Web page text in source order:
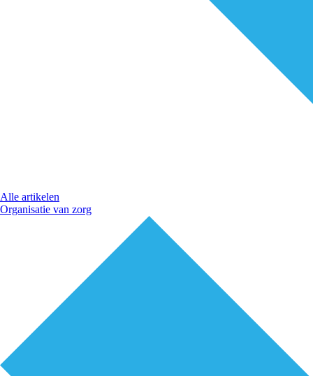
Alle artikelen
Organisatie van zorg